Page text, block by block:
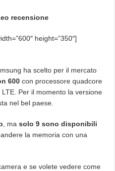
recensione
height=”350″]
ha scelto per il mercato
600 con processore quadcore
Per il momento la versione
nel bel paese.
, masolo 9 sono disponibili
la memoria con una
e se volete vedere come